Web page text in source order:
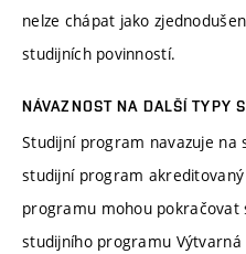
nelze chápat jako
studijních povinností.
NÁVAZNOST NA DALŠÍ TYPY
Studijní program navazuje na
studijní program
programu mohou
studijního programu